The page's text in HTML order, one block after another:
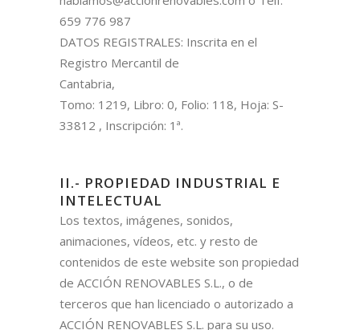
659 776 987
DATOS REGISTRALES: Inscrita en el
Registro Mercantil de
Cantabria,
Tomo: 1219, Libro: 0, Folio: 118, Hoja: S-
33812 , Inscripción: 1ª.
II.- PROPIEDAD INDUSTRIAL E
INTELECTUAL
Los textos, imágenes, sonidos,
animaciones, vídeos, etc. y resto de
contenidos de este website son propiedad
de ACCIÓN RENOVABLES S.L., o de
terceros que han licenciado o autorizado a
ACCIÓN RENOVABLES S.L. para su uso.